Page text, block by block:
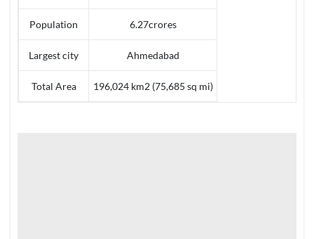
Population 6.27crores
Largest city Ahmedabad
Total Area 196,024 km2 (75,685 sq mi)